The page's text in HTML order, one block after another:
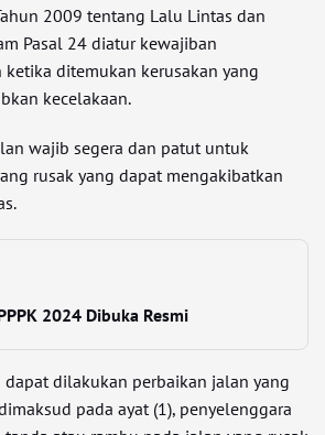
2009 tentang Lalu Lintas dan
Pasal 24 diatur kewajiban
ditemukan kerusakan yang
kecelakaan.
wajib segera dan patut untuk
rusak yang dapat mengakibatkan
2024 Dibuka Resmi
dilakukan perbaikan jalan yang
pada ayat (1), penyelenggara